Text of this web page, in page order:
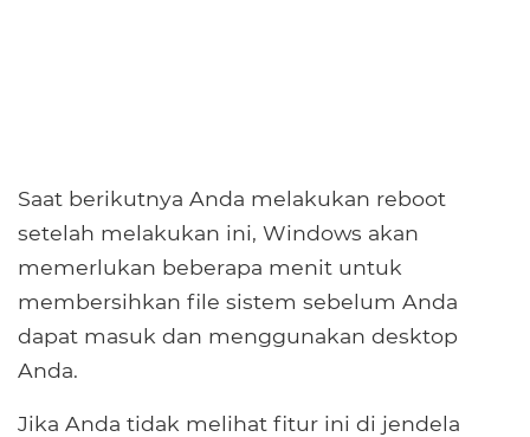
Saat berikutnya Anda melakukan reboot
setelah melakukan ini, Windows akan
memerlukan beberapa menit untuk
membersihkan file sistem sebelum Anda
dapat masuk dan menggunakan desktop
Anda.
Jika Anda tidak melihat fitur ini di jendela